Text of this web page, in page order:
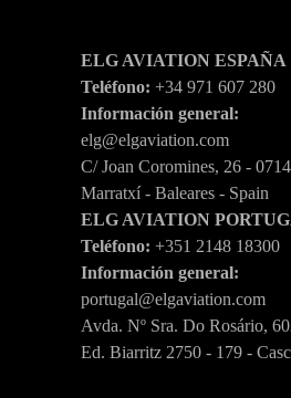
ELG AVIATION ESPAÑA
Teléfono: +34 971 607 280
Información general:
elg@elgaviation.com
C/ Joan Coromines, 26 -
Marratxí - Baleares - Spain
ELG AVIATION
Teléfono: +351 2148 18300
Información general:
portugal@elgaviation.com
Avda. Nº Sra. Do Rosário,
Ed. Biarritz 2750 - 179 -